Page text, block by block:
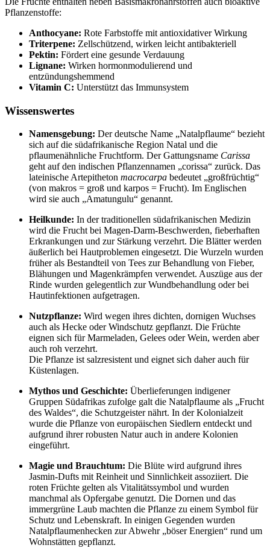
Pflanzenstoffe:
Anthocyane: Rote Farbstoffe mit antioxidativer Wirkung
Triterpene: Zellschützend, wirken leicht antibakteriell
Pektin: Fördert eine gesunde Verdauung
Lignane: Wirken hormonmodulierend und
entzündungshemmend
Vitamin C: Unterstützt das Immunsystem
Wissenswertes
Namensgebung: Der deutsche Name „Natalpflaume“ bezieht
sich auf die südafrikanische Region Natal und die
pflaumenähnliche Fruchtform. Der Gattungsname Carissa
geht auf den indischen Pflanzennamen „corissa“ zurück. Das
lateinische Artepitheton macrocarpa bedeutet „großfrüchtig“
(von makros = groß und karpos = Frucht). Im Englischen
wird sie auch „Amatungulu“ genannt.
Heilkunde: In der traditionellen südafrikanischen Medizin
wird die Frucht bei Magen-Darm-Beschwerden, fieberhaften
Erkrankungen und zur Stärkung verzehrt. Die Blätter werden
äußerlich bei Hautproblemen eingesetzt. Die Wurzeln wurden
früher als Bestandteil von Tees zur Behandlung von Fieber,
Blähungen und Magenkrämpfen verwendet. Auszüge aus der
Rinde wurden gelegentlich zur Wundbehandlung oder bei
Hautinfektionen aufgetragen.
Nutzpflanze: Wird wegen ihres dichten, dornigen Wuchses
auch als Hecke oder Windschutz gepflanzt. Die Früchte
eignen sich für Marmeladen, Gelees oder Wein, werden aber
auch roh verzehrt.
Die Pflanze ist salzresistent und eignet sich daher auch für
Küstenlagen.
Mythos und Geschichte: Überlieferungen indigener
Gruppen Südafrikas zufolge galt die Natalpflaume als „Frucht
des Waldes“, die Schutzgeister nährt. In der Kolonialzeit
wurde die Pflanze von europäischen Siedlern entdeckt und
aufgrund ihrer robusten Natur auch in andere Kolonien
eingeführt.
Magie und Brauchtum: Die Blüte wird aufgrund ihres
Jasmin-Dufts mit Reinheit und Sinnlichkeit assoziiert. Die
roten Früchte gelten als Vitalitätssymbol und wurden
manchmal als Opfergabe genutzt. Die Dornen und das
immergrüne Laub machten die Pflanze zu einem Symbol für
Schutz und Lebenskraft. In einigen Gegenden wurden
Natalpflaumenhecken zur Abwehr „böser Energien“ rund um
Wohnstätten gepflanzt.